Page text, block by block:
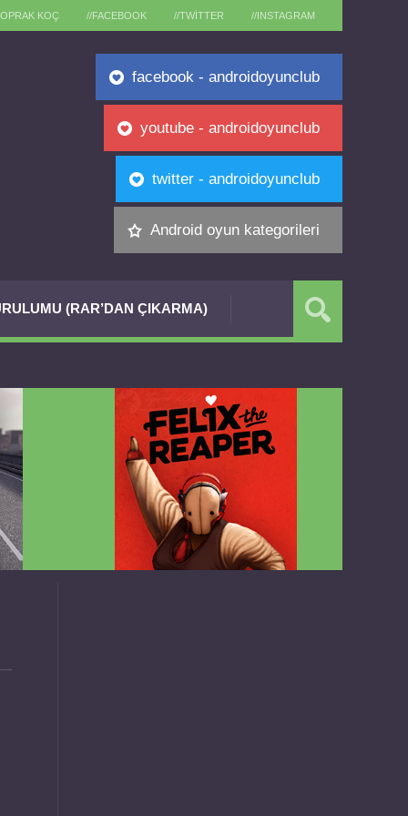
KOÇ //FACEBOOK //TWITTER //INSTAGRAM
facebook - androidoyunclub
youtube - androidoyunclub
twitter - androidoyunclub
Android oyun kategorileri
(RAR’DAN ÇIKARMA)